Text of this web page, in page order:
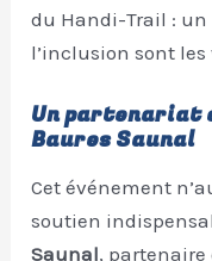
du Handi-Trail : un
l’inclusion sont
Un partenariat
Baures Saunal
Cet événement
soutien
Saunal, partenaire